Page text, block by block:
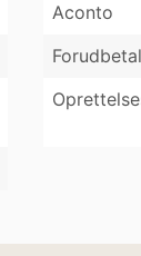
Aconto